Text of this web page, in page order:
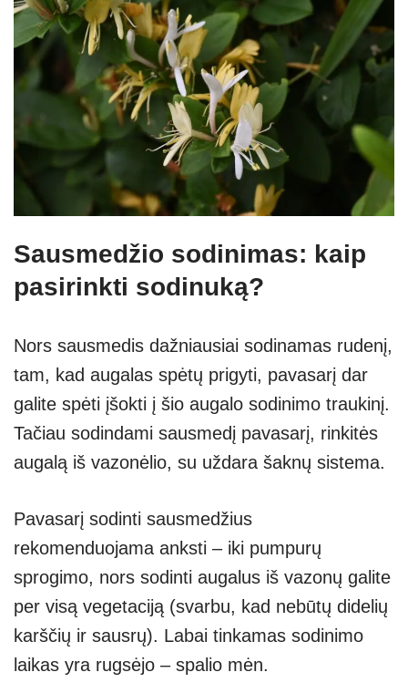
Sausmedžio sodinimas: kaip
pasirinkti sodinuką?
Nors sausmedis dažniausiai sodinamas rudenį,
tam, kad augalas spėtų prigyti, pavasarį dar
galite spėti įšokti į šio augalo sodinimo traukinį.
Tačiau sodindami sausmedį pavasarį, rinkitės
augalą iš vazonėlio, su uždara šaknų sistema.
Pavasarį sodinti sausmedžius
rekomenduojama anksti – iki pumpurų
sprogimo, nors sodinti augalus iš vazonų galite
per visą vegetaciją (svarbu, kad nebūtų didelių
karščių ir sausrų). Labai tinkamas sodinimo
laikas yra rugsėjo – spalio mėn.